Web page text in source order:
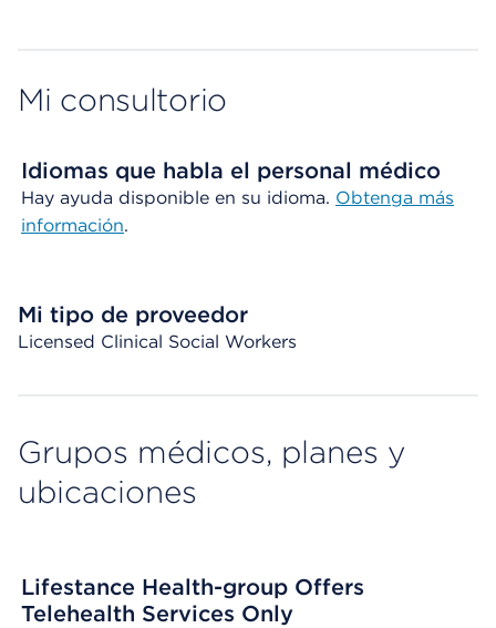
Mi consultorio
Idiomas que habla el personal médico
Hay ayuda disponible en su idioma. Obtenga más
información.
Mi tipo de proveedor
Licensed Clinical Social Workers
Grupos médicos, planes y
ubicaciones
Lifestance Health-group Offers
Telehealth Services Only